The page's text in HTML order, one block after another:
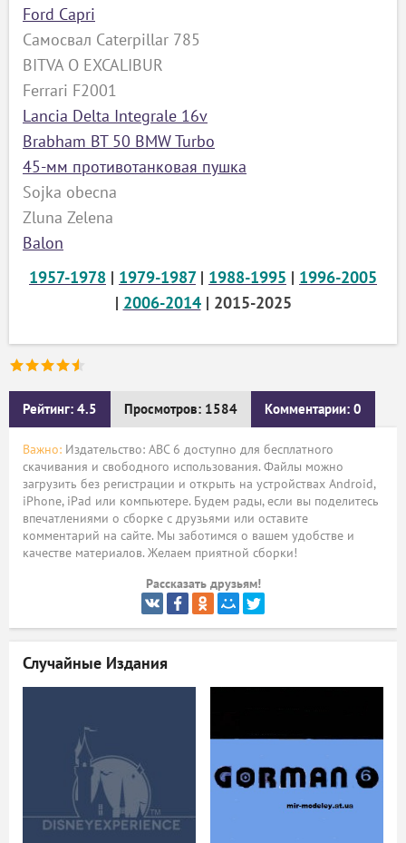
Ford Capri
Самосвал Caterpillar 785
BITVA O EXCALIBUR
Ferrari F2001
Lancia Delta Integrale 16v
Brabham BT 50 BMW Turbo
45-мм противотанковая пушка
Sojka obecna
Zluna Zelena
Balon
1957-1978
1979-1987 1988-1995
1996-2005
2006-2014 | 2015-2025
Рейтинг: 4.5 Просмотров: 1584 Комментарии: 0
Важно: Издательство: АВС 6 доступно для бесплатного
скачивания и свободного использования. Файлы можно
загрузить без регистрации и открыть на устройствах Android,
iPhone, iPad или компьютере. Будем рады, если вы поделитесь
впечатлениями о сборке с друзьями или оставите
комментарий на сайте. Мы заботимся о вашем удобстве и
качестве материалов. Желаем приятной сборки!
Рассказать друзьям!
Случайные Издания